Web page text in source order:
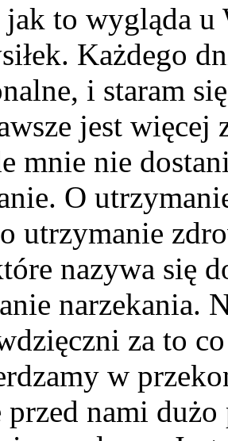
to wygląda u
Każdego
i staram
jest więcej
mnie nie
O
utrzymanie
nazywa się
narzekania.
za to
w
przed nami